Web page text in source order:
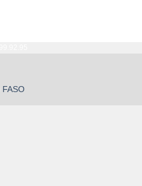
FASO